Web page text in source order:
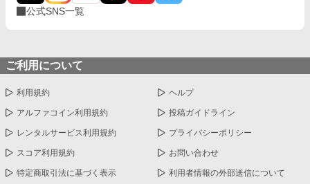
公式SNS一覧
ご利用について
利用規約 ヘルプ
アルファコイン利用規約 投稿ガイドライン
レンタルサービス利用規約 プライバシーポリシー
スコア利用規約 お問い合わせ
特定商取引法に基づく表示 利用者情報の外部送信について